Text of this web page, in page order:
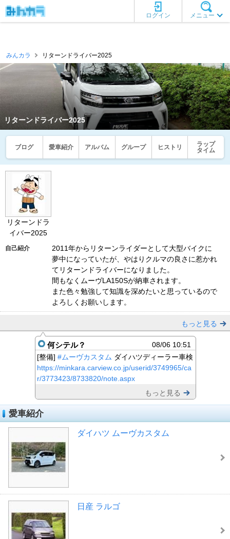
メニュー
ログイン
みんカラ リターンドライバー2025
リターンドライバー2025
ブログ 愛車紹介 アルバム グループ ヒストリ
ラップ
タイム
リターンドラ
イバー2025
自己紹介
2011年からリターンライダーとして大型バイクに
夢中になっていたが、やはりクルマの良さに惹かれ
てリターンドライバーになりました。
間もなくムーヴLA150Sが納車されます。
また色々勉強して知識を深めたいと思っているので
よろしくお願いします。
もっと見る
何シテル？
08/06 10:51
[整備] #ムーヴカスタム ダイハツディーラー車検
https://minkara.carview.co.jp/userid/3749965/ca
r/3773423/8733820/note.aspx
もっと見る
愛車紹介
ダイハツ ムーヴカスタム
日産 ラルゴ